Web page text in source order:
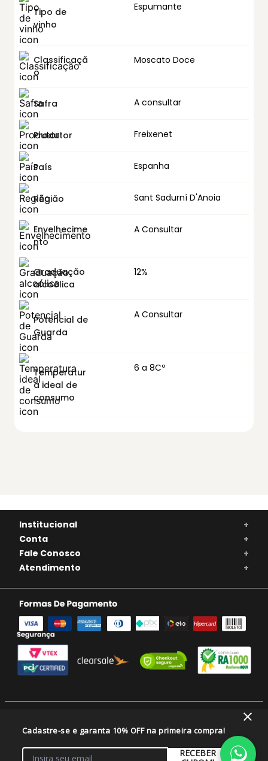
Tipo de
vinho
Espumante
Classificaçã
o
Moscato Doce
Safra A consultar
Produtor Freixenet
País Espanha
Região Sant Sadurní D'Anoia
Envelhecime
nto
A Consultar
Graduação
alcoólica
12%
Potencial de
Guarda
A Consultar
Temperatur
a ideal de
consumo
6 a 8Cº
Institucional
+
Conta
+
Fale Conosco
+
Atendimento
+
SE BEBER, NÃO DIRIJA. APRECIE COM MODERAÇÃO. A VENDA DE BEBIDAS
ALCOÓLICAS É PROIBIDA PARA MENORES DE 18 ANOS.
VIVAVINHO COMERCIO DE ALIMENTOS E BEBIDAS LTDA/CNPJ: 46.082.333/0001-
08 - Balneário Camboriú/SC
Cadastre-se e garanta 10% OFF na primeira compra!
RECEBER